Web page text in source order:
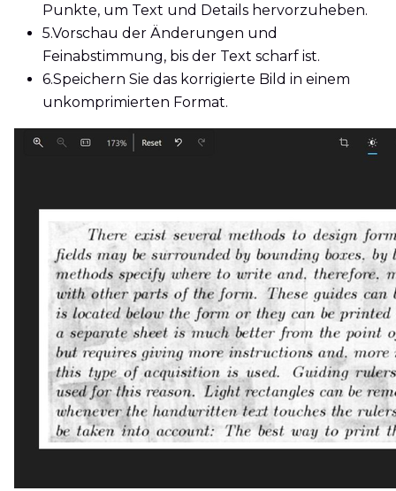
Punkte, um Text und Details hervorzuheben.
5.Vorschau der Änderungen und
Feinabstimmung, bis der Text scharf ist.
6.Speichern Sie das korrigierte Bild in einem
unkomprimierten Format.